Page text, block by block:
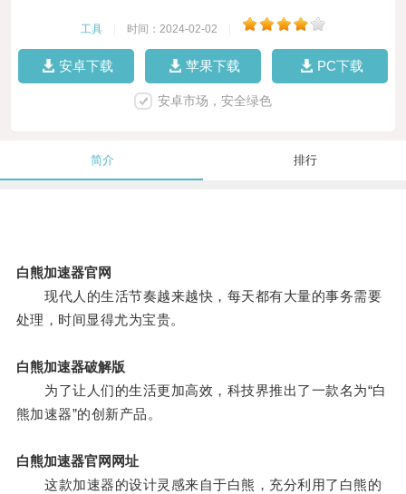
工具 时间：2024-02-02
安卓下载 苹果下载 PC下载
安卓市场，安全绿色
简介 排行
白熊加速器官网
现代人的生活节奏越来越快，每天都有大量的事务需要
处理，时间显得尤为宝贵。
白熊加速器破解版
为了让人们的生活更加高效，科技界推出了一款名为“白
熊加速器”的创新产品。
白熊加速器官网网址
这款加速器的设计灵感来自于白熊，充分利用了白熊的